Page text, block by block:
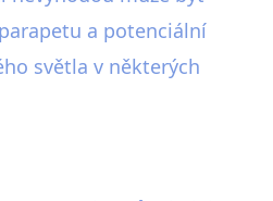
a potenciální
světla v některých